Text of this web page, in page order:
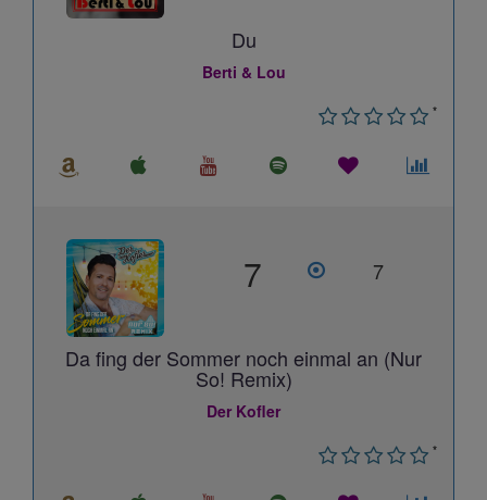
Du
Berti & Lou
*
7 7
Da fing der Sommer noch einmal an (Nur
So! Remix)
Der Kofler
*